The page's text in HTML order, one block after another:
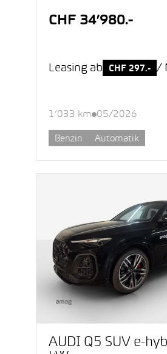
CHF 34’980.-
Leasing ab CHF 297.- /
1’033 km 05/2026
Benzin Automatik
AUDI Q5 SUV e-